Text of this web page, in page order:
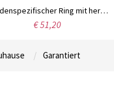
Kundenspezifischer Ring mit herzförmigen Photo Sterlingsilber
€ 51,20
Garantiert